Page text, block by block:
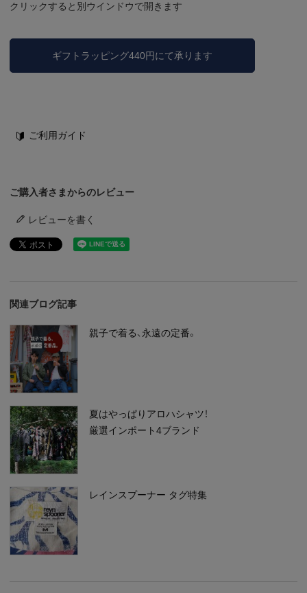
クリックすると別ウインドウで開きます
ギフトラッピング440円にて承ります
ご利用ガイド
ご購入者さまからのレビュー
レビューを書く
関連ブログ記事
親子で着る、永遠の定番。
夏はやっぱりアロハシャツ！
厳選インポート4ブランド
レインスプーナー タグ特集